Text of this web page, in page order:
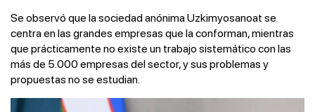
Se observó que la sociedad anónima Uzkimyosanoat se
centra en las grandes empresas que la conforman, mientras
que prácticamente no existe un trabajo sistemático con las
más de 5.000 empresas del sector, y sus problemas y
propuestas no se estudian.